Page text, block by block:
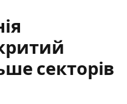
секторів